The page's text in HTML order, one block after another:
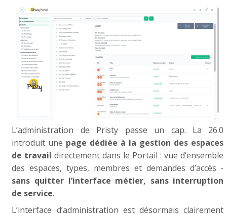
L’administration de Pristy passe un cap. La 26.0
introduit une page dédiée à la gestion des espaces
de travail directement dans le Portail : vue d’ensemble
des espaces, types, membres et demandes d’accès -
sans quitter l’interface métier, sans interruption
de service.
L’interface d’administration est désormais clairement